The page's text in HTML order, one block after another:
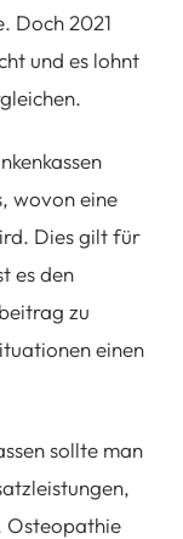
Doch 2021
und es lohnt
wovon eine
Dies gilt für
es den
zu
einen
sollte man
Osteopathie